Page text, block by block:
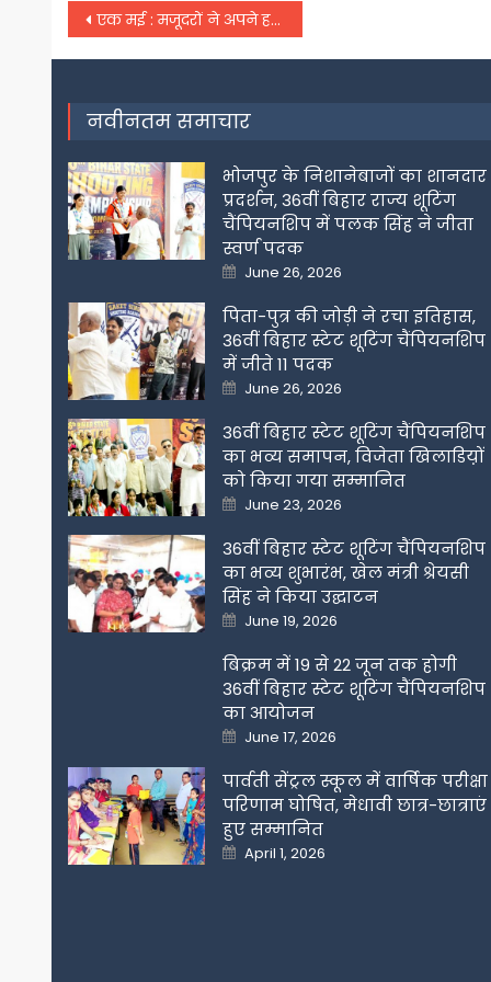
Post
navigation
एक मई : मजूदरों ने अपने हक के लिए आवाज उठाई
नवीनतम समाचार
भोजपुर के निशानेबाजों का शानदार
प्रदर्शन, 36वीं बिहार राज्य शूटिंग
चैंपियनशिप में पलक सिंह ने जीता
स्वर्ण पदक
Posted
on
June 26, 2026
पिता-पुत्र की जोड़ी ने रचा इतिहास,
36वीं बिहार स्टेट शूटिंग चैंपियनशिप
में जीते 11 पदक
Posted
on
June 26, 2026
36वीं बिहार स्टेट शूटिंग चैंपियनशिप
का भव्य समापन, विजेता खिलाडिय़ों
को किया गया सम्मानित
Posted
on
June 23, 2026
36वीं बिहार स्टेट शूटिंग चैंपियनशिप
का भव्य शुभारंभ, खेल मंत्री श्रेयसी
सिंह ने किया उद्घाटन
Posted
on
June 19, 2026
बिक्रम में 19 से 22 जून तक होगी
36वीं बिहार स्टेट शूटिंग चैंपियनशिप
का आयोजन
Posted
on
June 17, 2026
पार्वती सेंट्रल स्कूल में वार्षिक परीक्षा
परिणाम घोषित, मेधावी छात्र-छात्राएं
हुए सम्मानित
Posted
on
April 1, 2026